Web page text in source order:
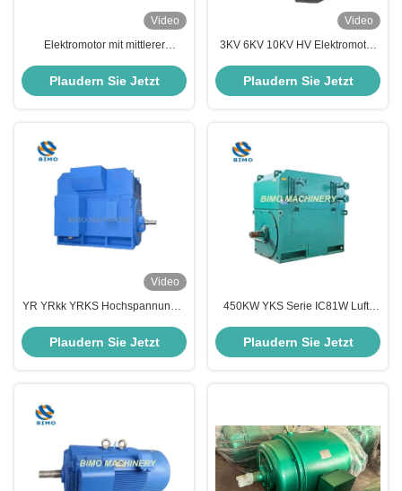
Video
Elektromotor mit mittlerer
500rpm YRKK560 Schiebering
Plaudern Sie Jetzt
Video
3KV 6KV 10KV HV Elektromotor
Induktionsmotor
Plaudern Sie Jetzt
Video
YR YRkk YRKS Hochspannungs-
Wunde Rotor Rutschring Motor
Plaudern Sie Jetzt
450KW YKS Serie IC81W Luft-
Hochspannungs 6KV 10KV
Käfigläufermotor
Plaudern Sie Jetzt